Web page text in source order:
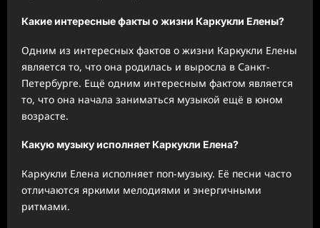
Какие интересные факты о жизни Каркукли Елены?
Одним из интересных фактов о жизни Каркукли Елены
является то, что она родилась и выросла в Санкт-
Петербурге. Ещё одним интересным фактом является
то, что она начала заниматься музыкой ещё в юном
возрасте.
Какую музыку исполняет Каркукли Елена?
Каркукли Елена исполняет поп-музыку. Её песни часто
отличаются яркими мелодиями и энергичными
ритмами.